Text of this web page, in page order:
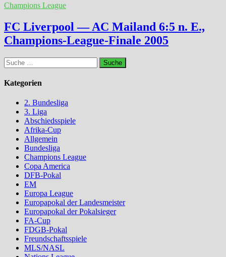
Champions League
FC Liverpool — AC Mailand 6:5 n. E.,
Champions-League-Finale 2005
Suche
nach:
Kategorien
2. Bundesliga
3. Liga
Abschiedsspiele
Afrika-Cup
Allgemein
Bundesliga
Champions League
Copa America
DFB-Pokal
EM
Europa League
Europapokal der Landesmeister
Europapokal der Pokalsieger
FA-Cup
FDGB-Pokal
Freundschaftsspiele
MLS/NASL